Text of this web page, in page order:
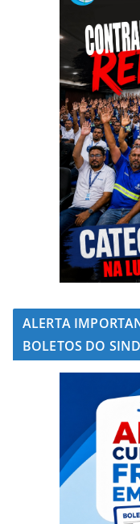
ALERTA
BOLETOS DO